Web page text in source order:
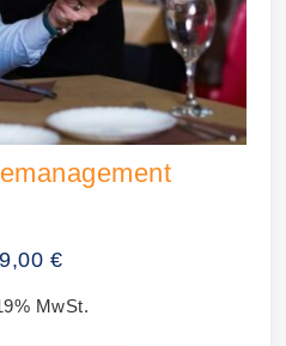
€
MwSt.